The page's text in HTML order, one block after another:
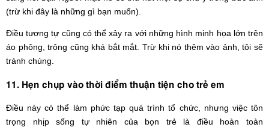
(trừ khi đây là những gì bạn muốn).
Điều tương tự cũng có thể xảy ra với những hình minh họa lớn trên
áo phông, trông cũng khá bắt mắt. Trừ khi nó thêm vào ảnh, tôi sẽ
tránh chúng.
11. Hẹn chụp vào thời điểm thuận tiện cho trẻ em
Điều này có thể làm phức tạp quá trình tổ chức, nhưng việc tôn
trọng nhịp sống tự nhiên của bọn trẻ là điều hoàn toàn